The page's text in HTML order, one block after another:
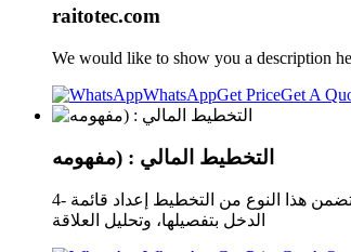
raitotec.com
We would like to show you a description
WhatsAppGet PriceGet A
التخطيط المالي : (مفهومه
4- تخطيط الأرباح والخسائر يعتبر عنصراً أساسياً في استراتيجية الشركة، حيث يهدف إلى تحليل وتحديد الهامش الربحي المستهدف والعوامل التي تؤثر فيه، ويتضمن هذا النوع من التخطيط إعداد قائمة
الدخل بتفصيلها، وتحليل العلاقة